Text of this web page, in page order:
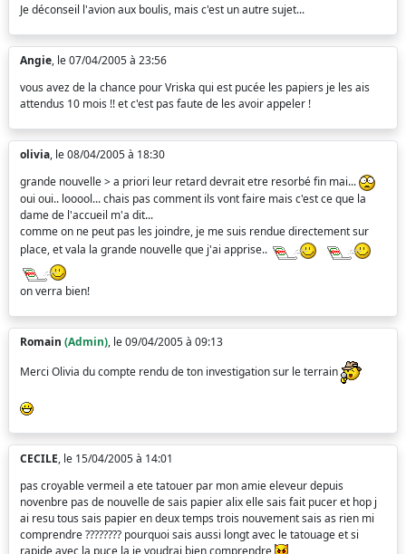
Je déconseil l'avion aux boulis, mais c'est un autre sujet...
Angie, le 07/04/2005 à 23:56
vous avez de la chance pour Vriska qui est pucée les papiers je les ais
attendus 10 mois !! et c'est pas faute de les avoir appeler !
olivia, le 08/04/2005 à 18:30
grande nouvelle > a priori leur retard devrait etre resorbé fin mai...
oui oui.. looool... chais pas comment ils vont faire mais c'est ce que la
dame de l'accueil m'a dit...
comme on ne peut pas les joindre, je me suis rendue directement sur
place, et vala la grande nouvelle que j'ai apprise..
on verra bien!
Romain (Admin), le 09/04/2005 à 09:13
Merci Olivia du compte rendu de ton investigation sur le terrain
CECILE, le 15/04/2005 à 14:01
pas croyable vermeil a ete tatouer par mon amie eleveur depuis
novenbre pas de nouvelle de sais papier alix elle sais fait pucer et hop j
ai resu tous sais papier en deux temps trois nouvement sais as rien mi
comprendre ???????? pourquoi sais aussi longt avec le tatouage et si
rapide avec la puce la je voudrai bien comprendre